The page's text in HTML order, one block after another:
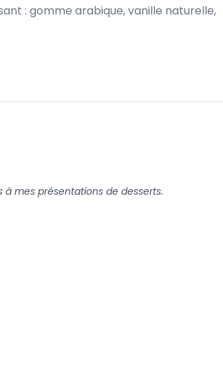
: gomme arabique, vanille naturelle,
mes présentations de desserts.